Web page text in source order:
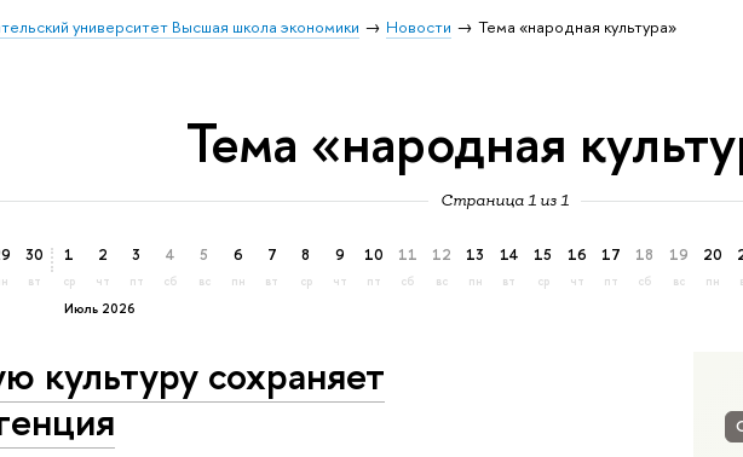
университет Высшая школа экономики Новости Тема «народная культура»
Тема «народная
Страница 1 из 1
30
вт
Июль 2026
1
ср
2
чт
3
пт
4
сб
5
вс
6
пн
7
вт
8
ср
9
чт
10
пт
11
сб
12
вс
13
пн
14
вт
15
ср
16
чт
17
пт
18
сб
19
вс
20
пн
культуру сохраняет